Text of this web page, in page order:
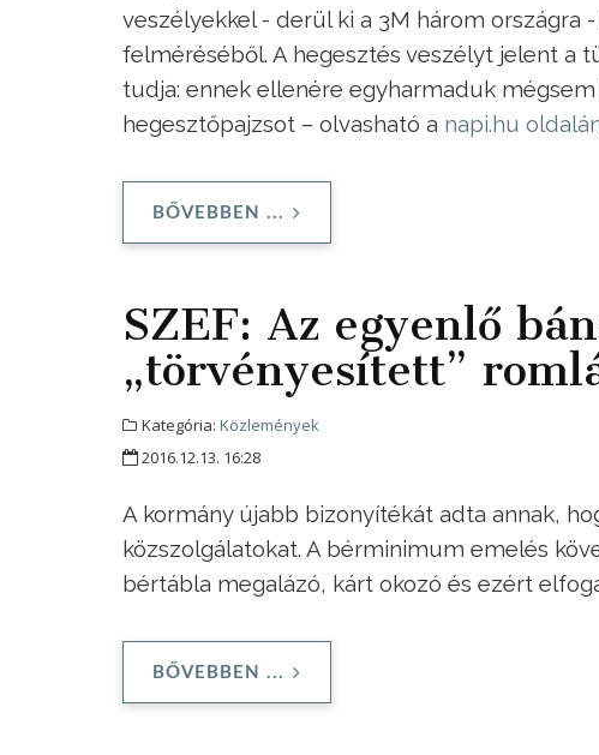
veszélyekkel - derül ki a 3M három országra
felméréséből. A hegesztés veszélyt jelent a
tudja: ennek ellenére egyharmaduk
hegesztőpajzsot – olvasható a napi.hu
BŐVEBBEN ...
SZEF: Az egyenlő
„törvényesített”
Kategória: Közlemények
2016.12.13. 16:28
A kormány újabb bizonyítékát adta annak,
közszolgálatokat. A bérminimum emelés
bértábla megalázó, kárt okozó és ezért
BŐVEBBEN ...